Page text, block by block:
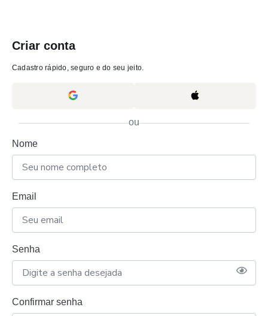
Criar conta
Cadastro rápido, seguro e do seu jeito.
ou
Nome
Email
Senha
Confirmar senha